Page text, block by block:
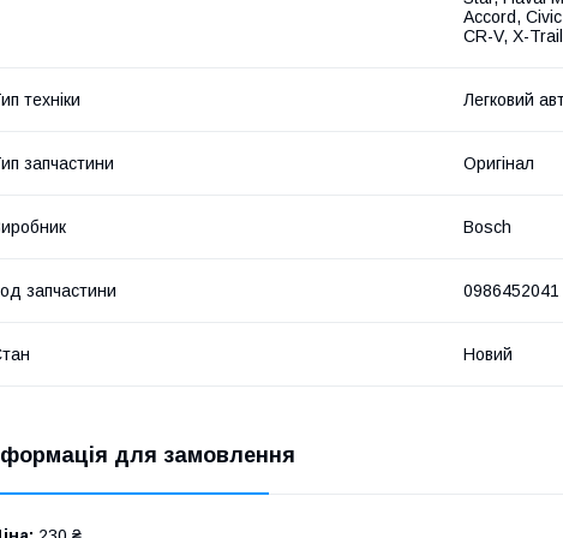
Accord,
CR-V, X-Trail
техніки Легковий
запчастини Оригінал
Bosch
запчастини 0986452041
Новий
для замовлення